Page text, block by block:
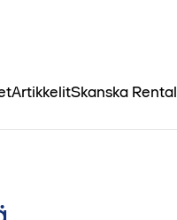
ArtikkelitSkanska Rental